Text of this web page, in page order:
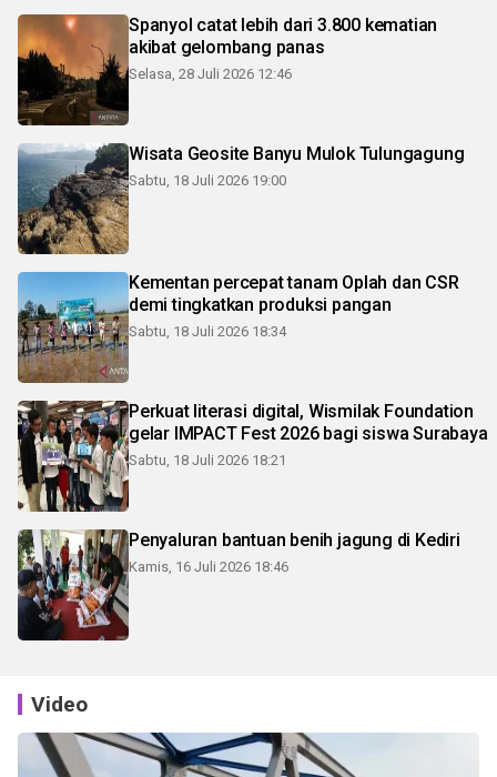
Spanyol catat lebih dari 3.800 kematian
akibat gelombang panas
Selasa, 28 Juli 2026 12:46
Wisata Geosite Banyu Mulok Tulungagung
Sabtu, 18 Juli 2026 19:00
Kementan percepat tanam Oplah dan CSR
demi tingkatkan produksi pangan
Sabtu, 18 Juli 2026 18:34
Perkuat literasi digital, Wismilak Foundation
gelar IMPACT Fest 2026 bagi siswa Surabaya
Sabtu, 18 Juli 2026 18:21
Penyaluran bantuan benih jagung di Kediri
Kamis, 16 Juli 2026 18:46
Video